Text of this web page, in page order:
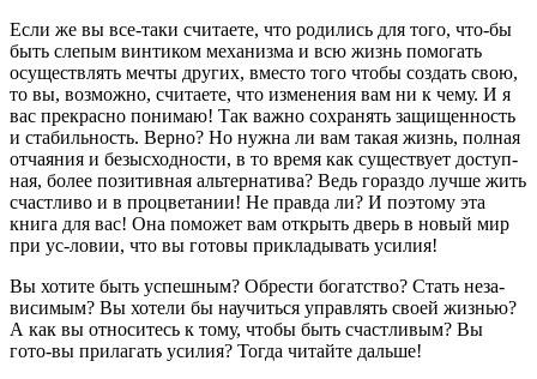
Если же вы все-таки считаете, что родились для того, что-бы
быть слепым винтиком механизма и всю жизнь помогать
осуществлять мечты других, вместо того чтобы создать свою,
то вы, возможно, считаете, что изменения вам ни к чему. И я
вас прекрасно понимаю! Так важно сохранять защищенность
и стабильность. Верно? Но нужна ли вам такая жизнь, полная
отчаяния и безысходности, в то время как существует доступ-
ная, более позитивная альтернатива? Ведь гораздо лучше жить
счастливо и в процветании! Не правда ли? И поэтому эта
книга для вас! Она поможет вам открыть дверь в новый мир
при ус-ловии, что вы готовы прикладывать усилия!
Вы хотите быть успешным? Обрести богатство? Стать неза-
висимым? Вы хотели бы научиться управлять своей жизнью?
А как вы относитесь к тому, чтобы быть счастливым? Вы
гото-вы прилагать усилия? Тогда читайте дальше!